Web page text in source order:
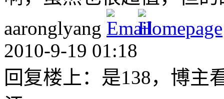
aaronglyang
2010-9-19 01:18
回复楼上：是138，博主